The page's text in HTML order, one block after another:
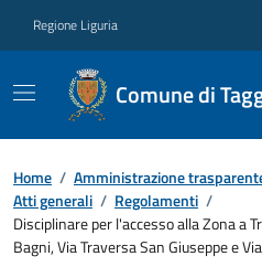
Regione Liguria
Comune di
Home / Amministrazione
Atti generali / Regolamenti /
Disciplinare per l'accesso alla Zona a
Bagni, Via Traversa San Giuseppe e